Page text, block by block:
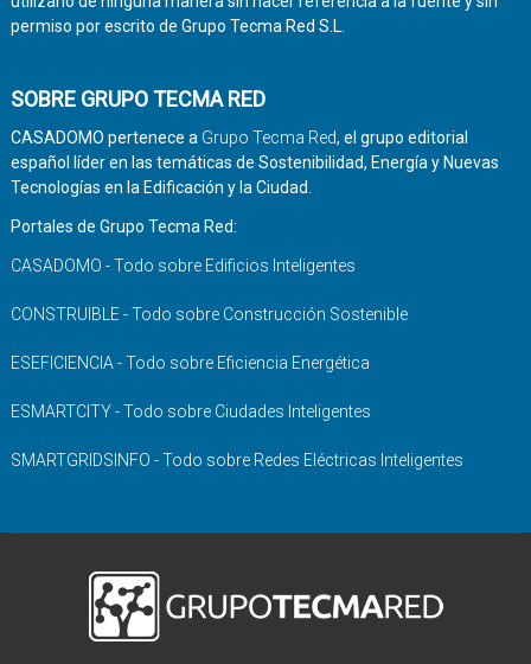
permiso por escrito de Grupo Tecma Red S.L.
SOBRE GRUPO TECMA RED
CASADOMO pertenece a Grupo Tecma Red, el grupo editorial
español líder en las temáticas de Sostenibilidad, Energía y Nuevas
Tecnologías en la Edificación y la Ciudad.
Portales de Grupo Tecma Red:
CASADOMO - Todo sobre Edificios Inteligentes
CONSTRUIBLE - Todo sobre Construcción Sostenible
ESEFICIENCIA - Todo sobre Eficiencia Energética
ESMARTCITY - Todo sobre Ciudades Inteligentes
SMARTGRIDSINFO - Todo sobre Redes Eléctricas Inteligentes